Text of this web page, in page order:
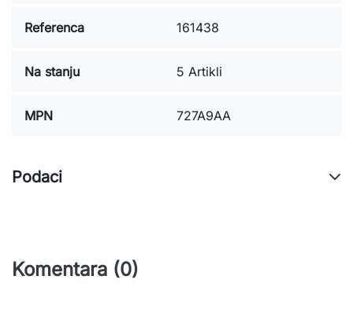
Referenca 161438
Na stanju 5 Artikli
MPN 727A9AA
Podaci
Komentara (0)